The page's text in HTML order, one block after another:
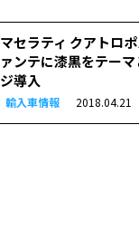
マセラティ クアトロ
ァンテに漆黒をテー
ジ導入
輸入車情報 2018.04.21